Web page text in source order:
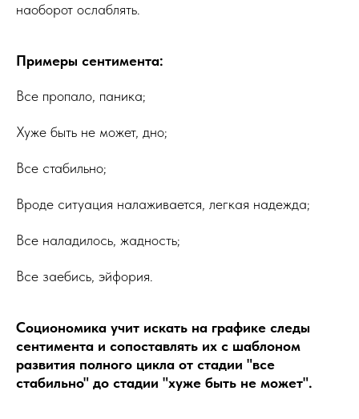
наоборот ослаблять.
Примеры сентимента:
Все пропало, паника;
Хуже быть не может, дно;
Все стабильно;
Вроде ситуация налаживается, легкая надежда;
Все наладилось, жадность;
Все заебись, эйфория.
Социономика учит искать на графике следы
сентимента и сопоставлять их с шаблоном
развития полного цикла от стадии "все
стабильно" до стадии "хуже быть не может".